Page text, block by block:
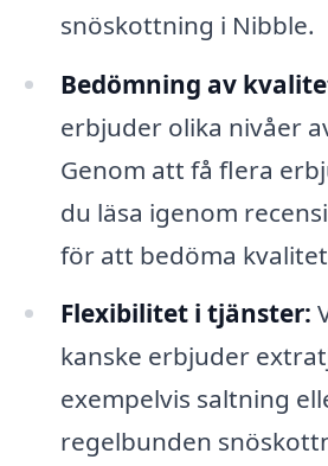
snöskottning i Nibble.
Bedömning av
erbjuder olika nivåer
Genom att få flera
du läsa igenom
för att bedöma
Flexibilitet i tjänster:
kanske erbjuder
exempelvis saltning
regelbunden